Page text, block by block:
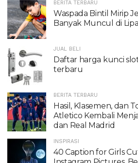
BERITA TERBARU
Waspada Bintil Mirip
Banyak Muncul di
JUAL BELI
Daftar harga kunci
terbaru
BERITA TERBARU
Hasil, Klasemen, dan
Atletico Kembali
dan Real Madrid
INSPIRASI
40 Caption for Girls